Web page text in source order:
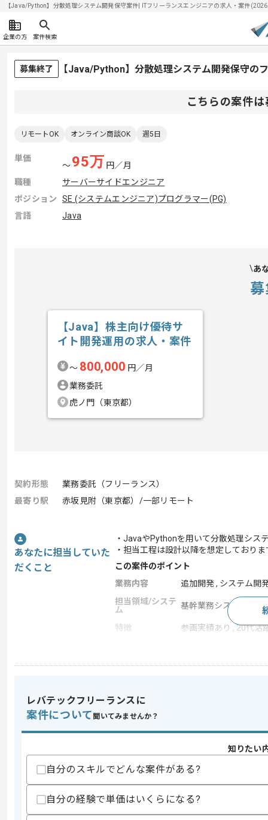
【Java/Python】分散処理システム開発保守案件| ITフリーランスエンジニアの求人・案件
企業の方 案件検索
募集終了 【Java/Python】分散処理システム開発保守の
こちらの案件
リモートOK オンライン商談OK 週5日
単価
〜95万 円／月
職種
サーバーサイドエンジニア
ポジション
SE (システムエンジニア)プログラマー(PG)
言語
Java
あ
【Java】株主向け優待サ
イト開発運用の求人・案件
〜 800,000 円／月
業務委託
虎ノ門（東京都）
契約形態
業務委託（フリーランス）
最寄り駅
赤坂見附（東京都）/一部リモート
あなたに担当していた
だくこと
・JavaやPythonを用いて分散処理シス
・担当工程は設計以降を想定しておりま
この案件のポイント
業務内容
追加開発 , システム開
担当領域/システ
ム
基幹業務システム
特徴 参画実績あり , 20代活
・Linuxを用いた経験
歓迎スキル
・HadoopやHBaseの運用経験
・韓国語でのコミュニケーション
スキルに不安がある方へ
上記に似た経験やスキルをお持ちであれば申
レバテックフリーランスに
案件について 聞いてみませんか？
知りたい
自分のスキルでどんな案件がある?
自分の経験で単価はいくらになる?